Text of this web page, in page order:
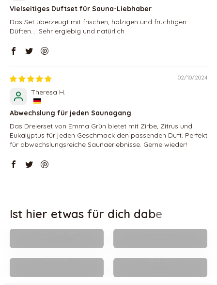
Vielseitiges Duftset für Sauna-Liebhaber
Das Set überzeugt mit frischen, holzigen und fruchtigen
Düften.... Sehr ergiebig und natürlich
02/10/2024
Theresa H.
Abwechslung für jeden Saunagang
Das Dreierset von Emma Grün bietet mit Zirbe, Zitrus und
Eukalyptus für jeden Geschmack den passenden Duft. Perfekt
für abwechslungsreiche Saunaerlebnisse. Gerne wieder!
Raumsprays Duftöle
Bio-Öle Sparsets